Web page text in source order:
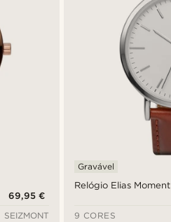
69,95 €
SEIZMONT
Relógio Elias Moment
Gravável
9 CORES